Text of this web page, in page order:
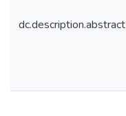
dc.description.abstract